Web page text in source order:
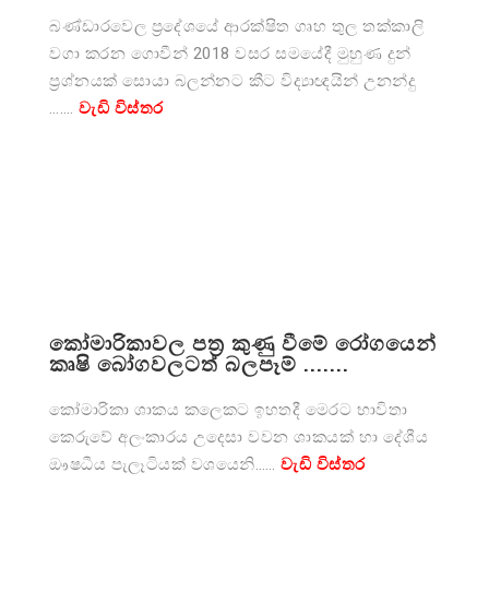
බණ්ඩාරවෙල ප්‍රදේශයේ ආරක්ෂිත ගෘහ තුල තක්කාලි
වගා කරන ගොවීන් 2018 වසර සමයේදී මුහුණ දුන්
ප්‍රශ්නයක් සොයා බලන්නට කීට විද්‍යාඥයින් උනන්දු
……. වැඩි විස්තර
කෝමාරිකාවල පත්‍ර කුණු වීමේ රෝගයෙන්
කෘෂි බෝගවලටත් බලපෑම් .......
කෝමාරිකා ශාකය කලෙකට ඉහතදී මෙරට භාවිතා
කෙරුවේ අලංකාරය උදෙසා වවන ශාකයක් හා දේශීය
ඖෂධීය පැලෑටියක් වශයෙනි…… වැඩි විස්තර